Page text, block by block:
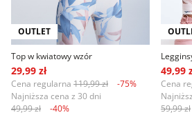
OUTLET
Top w kwiatowy wzór
29,99 zł
Cena regularna 119,99 zł
-75%
Najniższa cena z 30 dni
49,99 zł
-40%
49,99
Cena
59,99 zł